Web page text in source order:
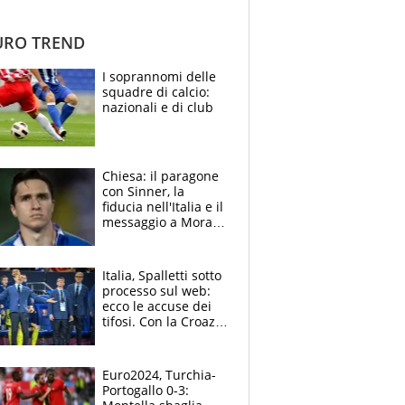
TREND
I soprannomi delle
squadre di calcio:
nazionali e di club
Chiesa: il paragone
con Sinner, la
fiducia nell'Italia e il
messaggio a Morata,
Italia, Spalletti sotto
processo sul web:
ecco le accuse dei
tifosi. Con la Croazia
Euro2024, Turchia-
Portogallo 0-3: